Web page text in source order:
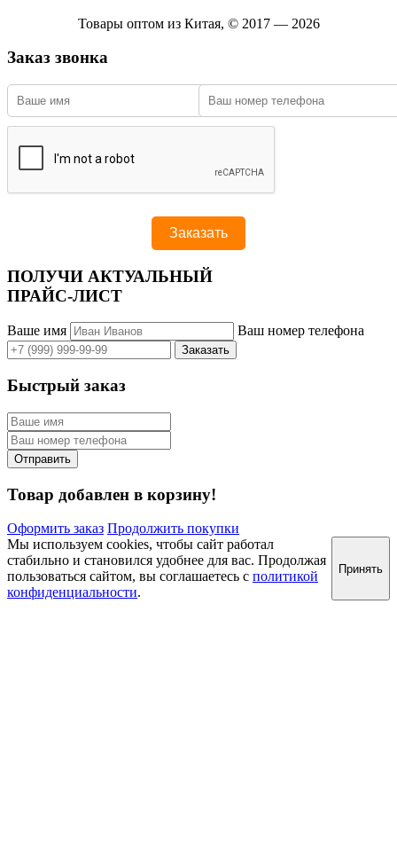
Товары оптом из Китая, © 2017 — 2026
Заказ звонка
ПОЛУЧИ АКТУАЛЬНЫЙ
ПРАЙС-ЛИСТ
Ваше имя Ваш номер телефона
Быстрый заказ
Товар добавлен в корзину!
Оформить заказ Продолжить покупки
Мы используем cookies, чтобы сайт работал
стабильно и становился удобнее для вас. Продолжая
пользоваться сайтом, вы соглашаетесь с политикой
конфиденциальности.
Принять